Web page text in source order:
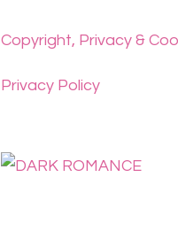
Copyright, Privacy &
Privacy Policy